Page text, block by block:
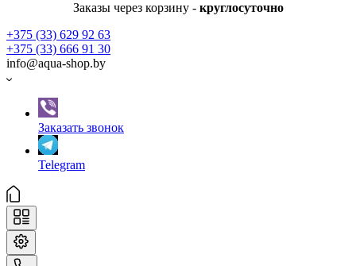
Заказы через корзину - круглосуточно
+375 (33) 629 92 63
+375 (33) 666 91 30
info@aqua-shop.by
Заказать звонок
Telegram